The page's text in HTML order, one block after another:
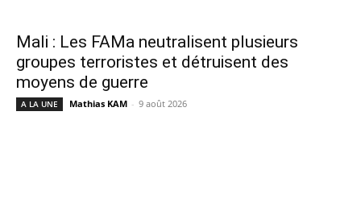
Mali : Les FAMa neutralisent plusieurs
groupes terroristes et détruisent des
moyens de guerre
A LA UNE Mathias KAM - 9 août 2026